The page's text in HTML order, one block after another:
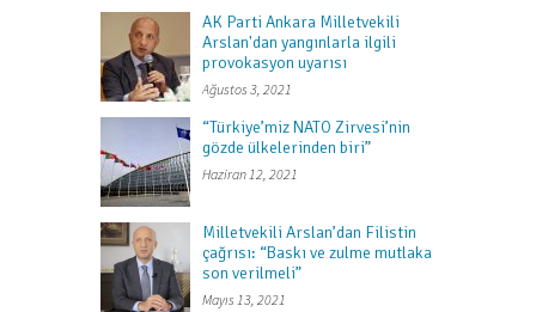
AK Parti Ankara Milletvekili
Arslan'dan yangınlarla ilgili
provokasyon uyarısı
Ağustos 3, 2021
“Türkiye’miz NATO Zirvesi’nin
gözde ülkelerinden biri”
Haziran 12, 2021
Milletvekili Arslan’dan Filistin
çağrısı: “Baskı ve zulme mutlaka
son verilmeli”
Mayıs 13, 2021